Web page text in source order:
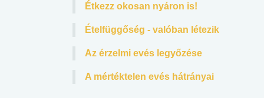
Étkezz okosan nyáron is!
Ételfüggőség - valóban létezik
Az érzelmi evés legyőzése
A mértéktelen evés hátrányai